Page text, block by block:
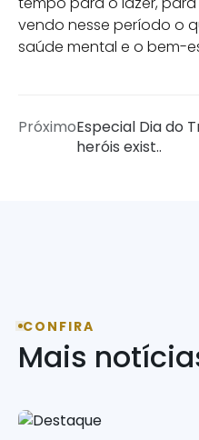
vendo nesse período o
saúde mental e o bem-
PróximoEspecial Dia do
heróis exist..
CONFIRA
Mais